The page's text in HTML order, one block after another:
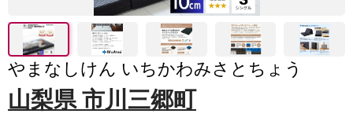
やまなしけん いちかわみさとちょう
山梨県 市川三郷町